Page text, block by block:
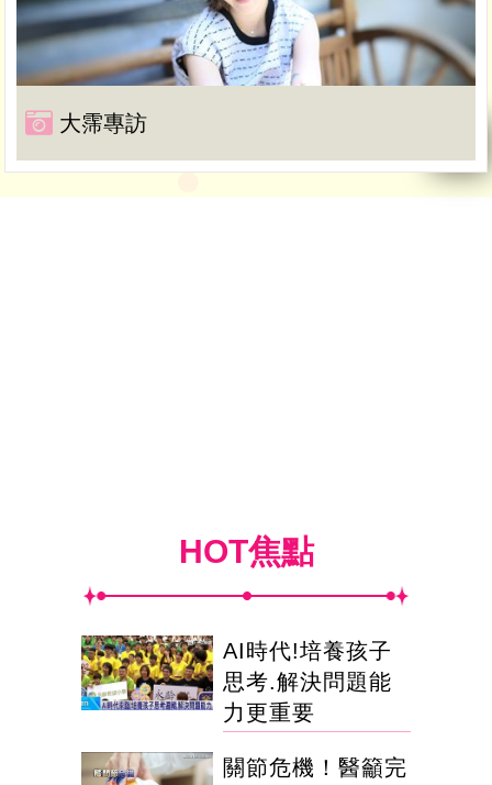
大霈專訪
HOT焦點
AI時代!培養孩子
思考.解決問題能
力更重要
關節危機！醫籲完